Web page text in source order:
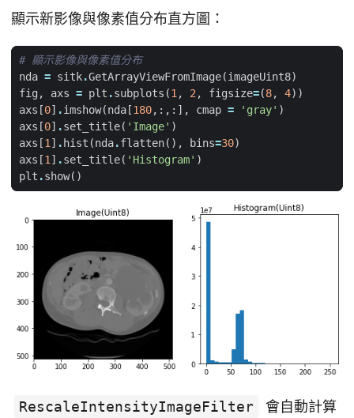
顯示新影像與像素值分布直方圖：
# 顯示影像與像素值分布
nda = sitk.GetArrayViewFromImage(imageUint8)
fig , axs = plt .subplots (1, 2, figsize=(8, 4))
axs [0] .imshow(nda [180,:,:], cmap = 'gray' )
axs [0] .set_title( 'Image' )
axs [1] . hist (nda.flatten(), bins=30)
axs [1] .set_title( 'Histogram' )
plt .show()
RescaleIntensityImageFilter
會自動計算